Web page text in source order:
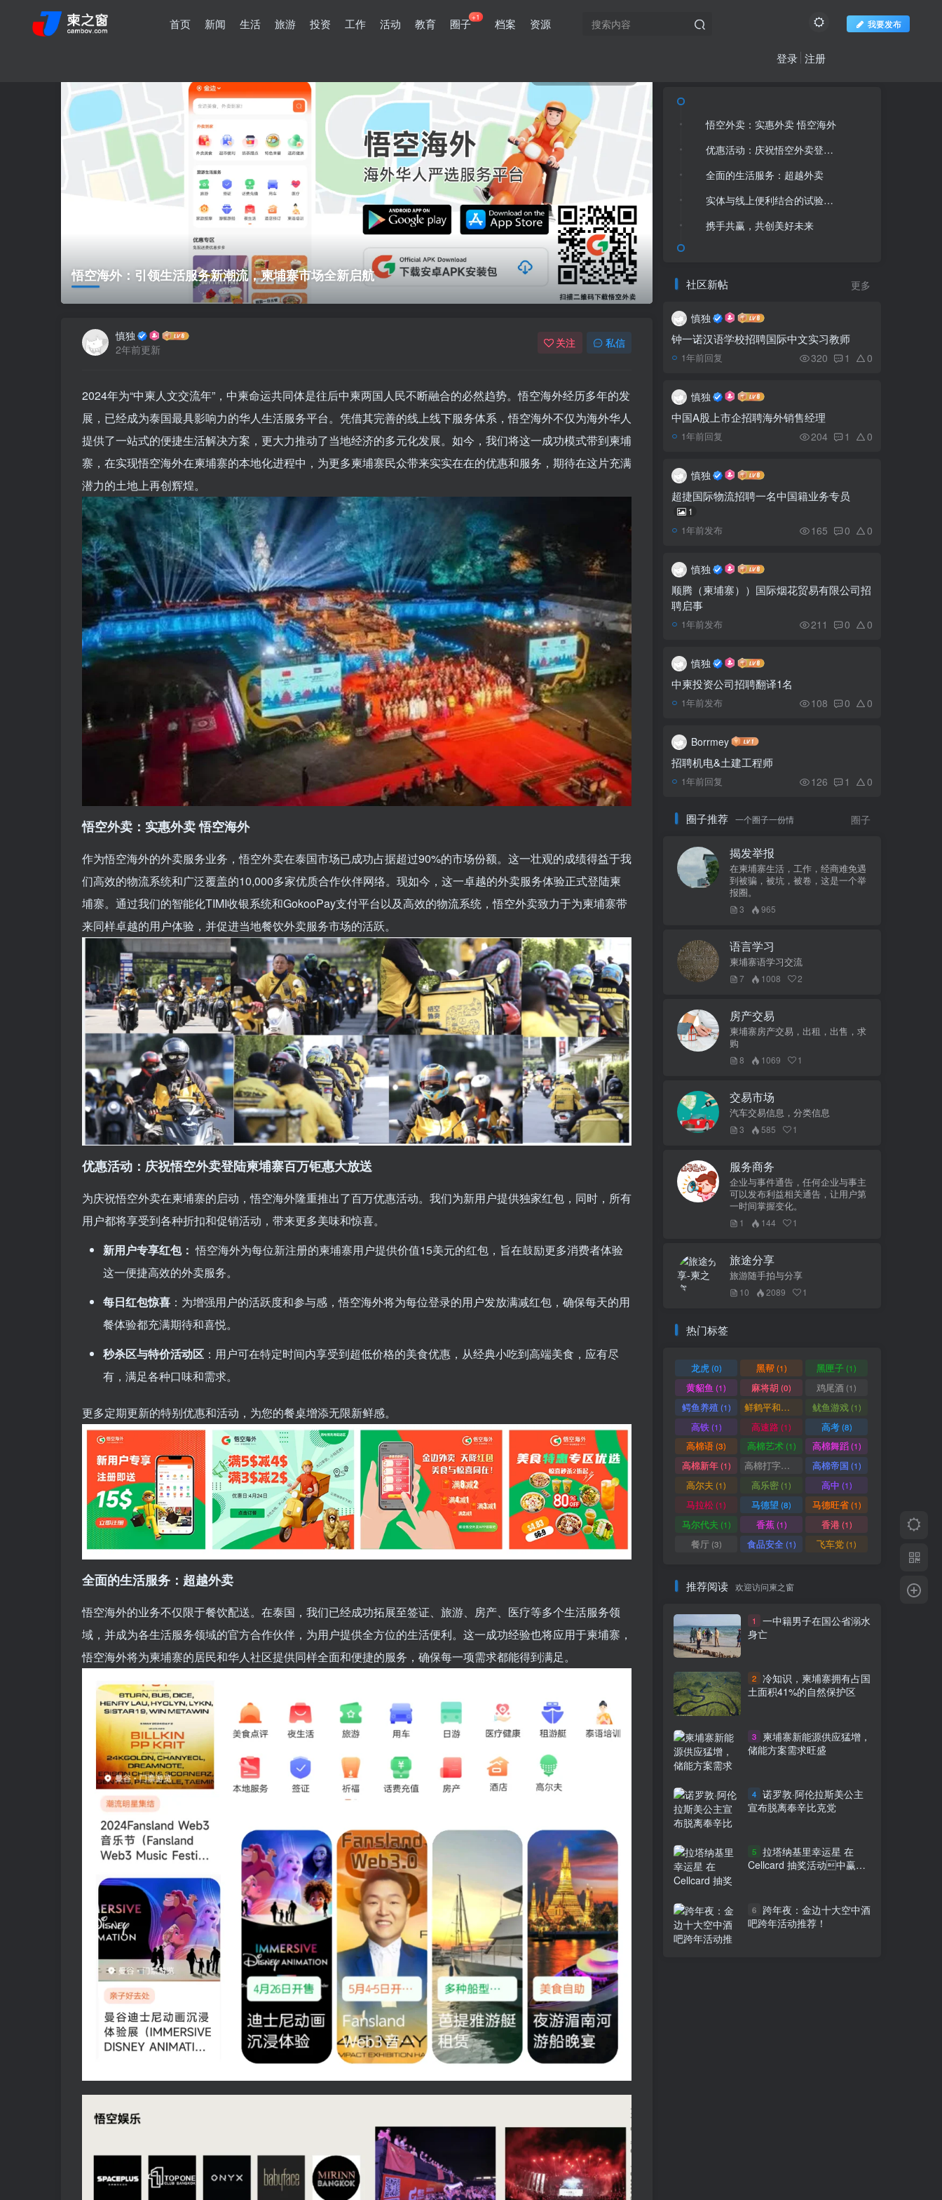
首页 新闻 生活 旅游 投资 工作 活动 教育 圈子+1 档案 资源 我要发布
登录 注册
悟空海外：引领生活服务新潮流，柬埔寨市场全新启航
慎独
2年前更新
关注 私信
2024年为“中柬人文交流年”，中柬命运共同体是往后中柬两国人民不断融合的必然趋势。悟空海外经历多年的发
展，已经成为泰国最具影响⼒的华⼈⽣活服务平台。凭借其完善的线上线下服务体系，悟空海外不仅为海外华⼈
提供了⼀站式的便捷⽣活解决⽅案，更⼤⼒推动了当地经济的多元化发展。如今，我们将这⼀成功模式带到柬埔
寨，在实现悟空海外在柬埔寨的本地化进程中，为更多柬埔寨民众带来实实在在的优惠和服务，期待在这⽚充满
潜⼒的土地上再创辉煌。
悟空外卖：实惠外卖 悟空海外
作为悟空海外的外卖服务业务，悟空外卖在泰国市场已成功占据超过90%的市场份额。这一壮观的成绩得益于我
们高效的物流系统和广泛覆盖的10,000多家优质合作伙伴网络。现如今，这一卓越的外卖服务体验正式登陆柬
埔寨。通过我们的智能化TIMI收银系统和GokooPay支付平台以及高效的物流系统，悟空外卖致力于为柬埔寨带
来同样卓越的用户体验，并促进当地餐饮外卖服务市场的活跃。
优惠活动：庆祝悟空外卖登陆柬埔寨百万钜惠大放送
为庆祝悟空外卖在柬埔寨的启动，悟空海外隆重推出了百万优惠活动。我们为新用户提供独家红包，同时，所有
用户都将享受到各种折扣和促销活动，带来更多美味和惊喜。
新用户专享红包： 悟空海外为每位新注册的柬埔寨用户提供价值15美元的红包，旨在鼓励更多消费者体验
这一便捷高效的外卖服务。
每日红包惊喜 ：为增强用户的活跃度和参与感，悟空海外将为每位登录的用户发放满减红包，确保每天的用
餐体验都充满期待和喜悦。
秒杀区与特价活动区 ：用户可在特定时间内享受到超低价格的美食优惠，从经典小吃到高端美食，应有尽
有，满足各种口味和需求。
更多定期更新的特别优惠和活动，为您的餐桌增添无限新鲜感。
全面的生活服务：超越外卖
悟空海外的业务不仅限于餐饮配送。在泰国，我们已经成功拓展至签证、旅游、房产、医疗等多个生活服务领
域，并成为各生活服务领域的官方合作伙伴，为用户提供全方位的生活便利。这一成功经验也将应用于柬埔寨，
悟空海外将为柬埔寨的居民和华人社区提供同样全面和便捷的服务，确保每一项需求都能得到满足。
悟空外卖：实惠外卖 悟空海外
全面的生活服务：超越外卖
推荐阅读 欢迎访问柬之窗
一中籍男子在国公省溺水
2
冷知识，柬埔寨拥有占国
土面积41%的自然保护区
3 柬埔寨新能源供应猛增，
储能方案需求旺盛
诺罗敦·阿伦拉斯美公主
宣布脱离奉辛比克党
拉塔纳基里幸运星 在
Cellcard 抽奖活动中赢得
吧跨年活动推荐！
悟空外卖：实惠外卖 悟空海外
优惠活动：庆祝悟空外卖登陆柬埔寨百万钜惠大放送
全面的生活服务：超越外卖
实体与线上便利结合的试验田：西港好⼜多超市
携手共赢，共创美好未来
社区新帖 更多
慎独
钟一诺汉语学校招聘国际中文实习教师
1年前回复 320 1 0
慎独
中国A股上市企招聘海外销售经理
1年前回复 204 1 0
慎独
超捷国际物流招聘一名中国籍业务专员
1
1年前发布 165 0 0
慎独
顺腾（柬埔寨））国际烟花贸易有限公司招
聘启事
1年前发布 211 0 0
慎独
中柬投资公司招聘翻译1名
1年前发布 108 0 0
Borrmey
招聘机电&土建工程师
1年前回复 126 1 0
圈子推荐 一个圈子一份情 圈子
揭发举报
在柬埔寨生活，工作，经商难免遇
到被骗，被坑，被卷，这是一个举
报圈。
3 965
语言学习
柬埔寨语学习交流
7 1008 2
房产交易
柬埔寨房产交易，出租，出售，求
购
8 1069 1
交易市场
汽车交易信息，分类信息
3 585 1
服务商务
企业与事件通告，任何企业与事主
可以发布利益相关通告，让用户第
一时间掌握变化。
1 144 1
旅途分享
旅游随手拍与分享
10 2089 1
热门标签
龙虎(0) 黑帮(1) 黑匣子(1)
黄貂鱼 (1) 麻将胡 (0) 鸡尾酒 (1)
鳄鱼养殖(1) 鲜鹤平和赏 鱿鱼游戏(1)
高铁(1) 高速路(1) 高考(8)
高棉语(3) 高棉艺术(1) 高棉舞蹈(1)
高棉新年(1) 高棉打字机 高棉帝国 (1)
高尔夫 (1) 高乐密 (1) 高中 (1)
马拉松(1) 马德望 (8) 马德旺省(1)
马尔代夫 (1) 香蕉(1) 香港(1)
餐厅(3) 食品安全(1) 飞车党(1)
推荐阅读 欢迎访问柬之窗
1
一中籍男子在国公省溺水
身亡
2 冷知识，柬埔寨拥有占国
土面积41%的自然保护区
3
柬埔寨新能源供应猛增，
储能方案需求旺盛
4 诺罗敦·阿伦拉斯美公主
宣布脱离奉辛比克党
5 拉塔纳基里幸运星 在
Cellcard 抽奖活动中赢得
6 跨年夜：金边十大空中酒
吧跨年活动推荐！